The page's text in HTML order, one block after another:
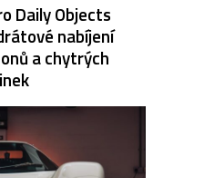
Daily Objects
nabíjení
a chytrých